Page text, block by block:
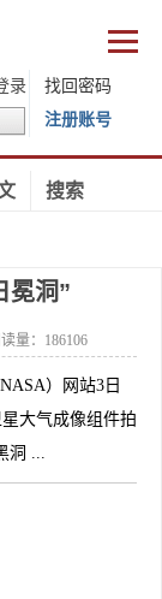
录
找回密码
注册账号
搜索
冕洞”
量： 186106
）网站3日
大气成像组件拍
洞 ...